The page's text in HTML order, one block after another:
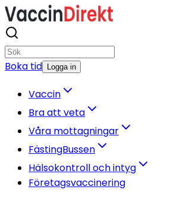
Boka tid Logga in
Vaccin
Bra att veta
Våra mottagningar
FästingBussen
Hälsokontroll och intyg
Företagsvaccinering